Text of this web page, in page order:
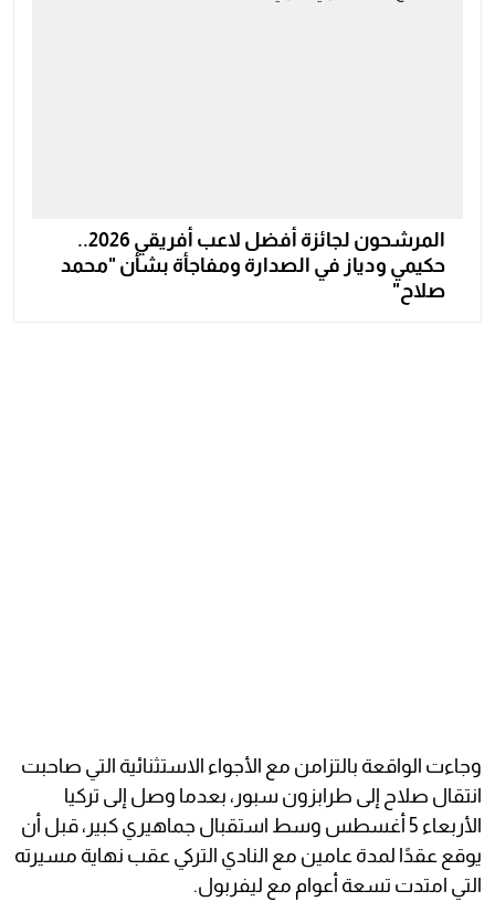
المرشحون لجائزة أفضل لاعب أفريقي 2026..
حكيمي ودياز في الصدارة ومفاجأة بشأن "محمد
صلاح"
وجاءت الواقعة بالتزامن مع الأجواء الاستثنائية التي صاحبت
انتقال صلاح إلى طرابزون سبور، بعدما وصل إلى تركيا
الأربعاء 5 أغسطس وسط استقبال جماهيري كبير، قبل أن
يوقع عقدًا لمدة عامين مع النادي التركي عقب نهاية مسيرته
التي امتدت تسعة أعوام مع ليفربول.